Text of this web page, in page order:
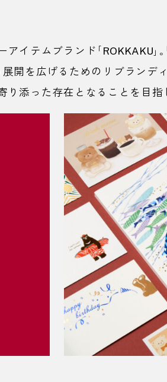
イテムブランド「 ROKKAKU
開を広げるためのリブランデ
り添った存在となることを目指